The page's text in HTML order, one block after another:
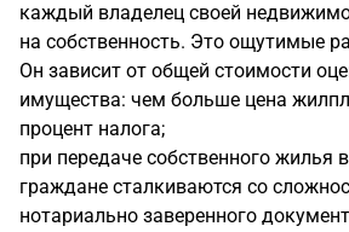
каждый владелец своей
на собственность. Это ощутимые
Он зависит от общей стоимости
имущества: чем больше цена
процент налога;
при передаче собственного жилья
граждане сталкиваются со
нотариально заверенного